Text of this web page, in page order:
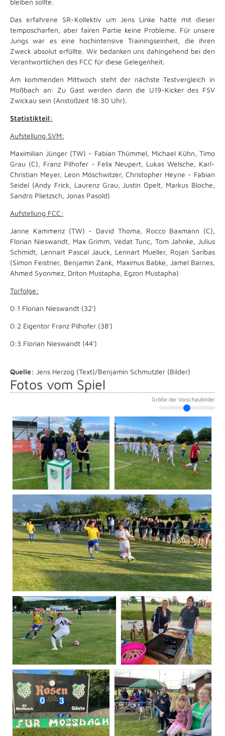
bleiben sollte.
Das erfahrene SR-Kollektiv um Jens Linke hatte mit dieser
temposcharfen, aber fairen Partie keine Probleme. Für unsere
Jungs war es eine hochintensive Trainingseinheit, die ihren
Zweck absolut erfüllte. Wir bedanken uns dahingehend bei den
Verantwortlichen des FCC für diese Gelegenheit.
Am kommenden Mittwoch steht der nächste Testvergleich in
Moßbach an: Zu Gast werden dann die U19-Kicker des FSV
Zwickau sein (Anstoßzeit 18:30 Uhr).
Statistikteil:
Aufstellung SVM:
Maximilian Jünger (TW) - Fabian Thümmel, Michael Kühn, Timo
Grau (C), Franz Pilhofer - Felix Neupert, Lukas Welsche, Karl-
Christian Meyer, Leon Möschwitzer, Christopher Heyne - Fabian
Seidel (Andy Frick, Laurenz Grau, Justin Opelt, Markus Bloche,
Sandro Plietzsch, Jonas Pasold)
Aufstellung FCC:
Janne Kammenz (TW) - David Thoma, Rocco Baxmann (C),
Florian Nieswandt, Max Grimm, Vedat Tunc, Tom Jahnke, Julius
Schmidt, Lennart Pascal Jauck, Lennart Mueller, Rojan Saribas
(Simon Feistner, Benjamin Zank, Maximus Babke, Jamel Barnes,
Ahmed Syonmez, Driton Mustapha, Egzon Mustapha)
Torfolge:
0:1 Florian Nieswandt (32')
0:2 Eigentor Franz Pilhofer (38')
0:3 Florian Nieswandt (44')
Quelle: Jens Herzog (Text)/Benjamin Schmutzler (Bilder)
Fotos vom Spiel
Größe der Vorschaubilder